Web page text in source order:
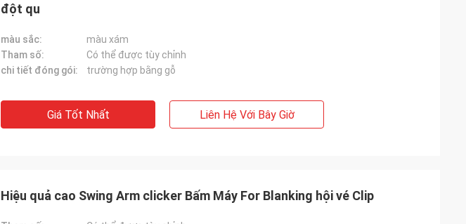
đột qu
màu sắc:
màu xám
Tham số:
Có thể được tùy chỉnh
chi tiết đóng gói:
trường hợp bằng gỗ
Giá Tốt Nhất Liên Hệ Với Bây Giờ
Hiệu quả cao Swing Arm clicker Bấm Máy For Blanking hội vé Clip